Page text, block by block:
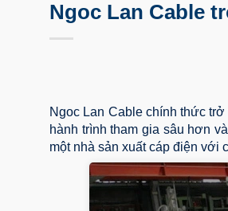
Ngoc Lan Cable
Ngoc Lan Cable chính thức
hành trình tham gia sâu hơn
một nhà sản xuất cáp điện với